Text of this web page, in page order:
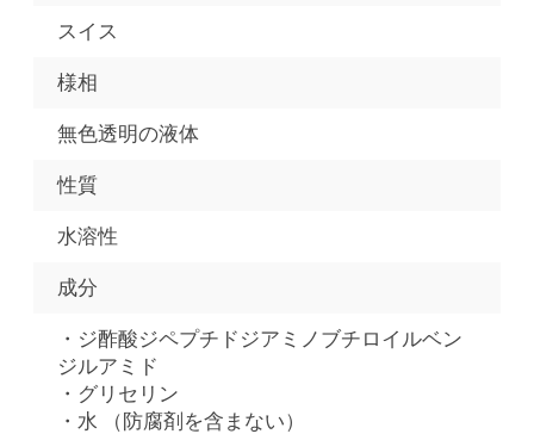
スイス
様相
無色透明の液体
性質
水溶性
成分
・ジ酢酸ジペプチドジアミノブチロイルベン
ジルアミド
・グリセリン
・水 （防腐剤を含まない）